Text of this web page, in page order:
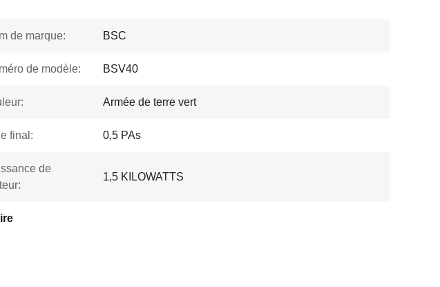
de marque: BSC
de modèle: BSV40
Armée de terre vert
final: 0,5 PAs
de
1,5 KILOWATTS